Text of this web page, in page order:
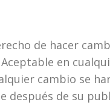
de hacer
en
cambio se
después de su